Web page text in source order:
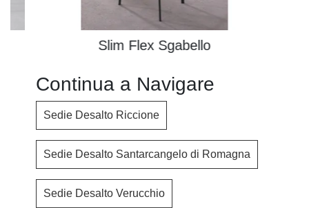
Slim Flex Sgabello
Continua a Navigare
Sedie Desalto Riccione
Sedie Desalto Santarcangelo di Romagna
Sedie Desalto Verucchio